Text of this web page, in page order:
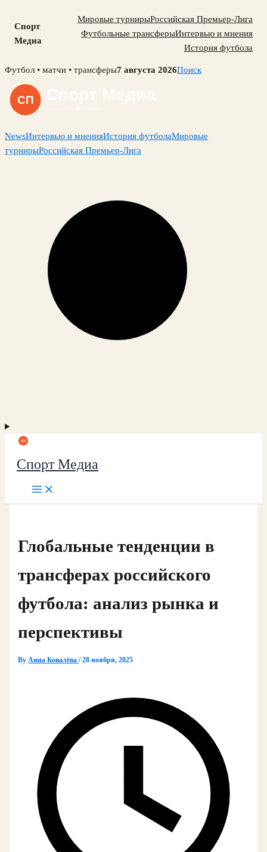
Спорт
Медиа
Мировые турнирыРоссийская Премьер-Лига
Футбольные трансферыИнтервью и мнения
История футбола
Skip
content
Футбол • матчи • трансферы7 августа 2026Поиск
NewsИнтервью и мненияИстория футболаМировые
турнирыРоссийская Премьер-Лига
Спорт Медиа
Глобальные тенденции в
трансферах российского
футбола: анализ рынка и
перспективы
ByАнна Ковалёва/28 ноября, 2025